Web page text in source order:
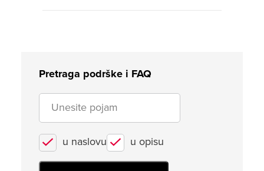
Pretraga podrške i FAQ
u naslovu u opisu